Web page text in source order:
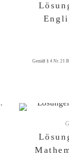
Gemäß § 4 Nr. 21